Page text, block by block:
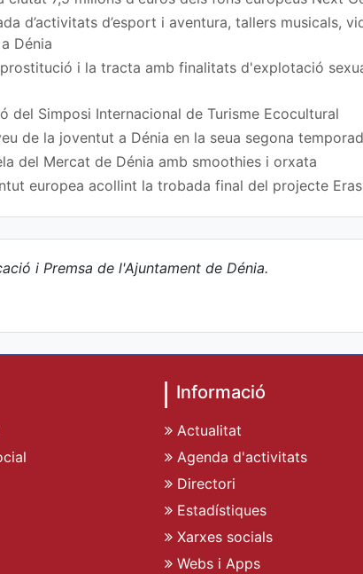
d’activitats d’esport i aventura, tallers musicals,
Dénia
i la tracta amb finalitats d'explotació
Simposi Internacional de Turisme Ecocultural
de la joventut a Dénia en la seua segona
del Mercat de Dénia amb smoothies i orxata
europea acollint la trobada final del projecte
i Premsa de l'Ajuntament de Dénia.
Informació
Actualitat
Agenda d'activitats
Directori
Estadístiques
Xarxes socials
Webs i Apps